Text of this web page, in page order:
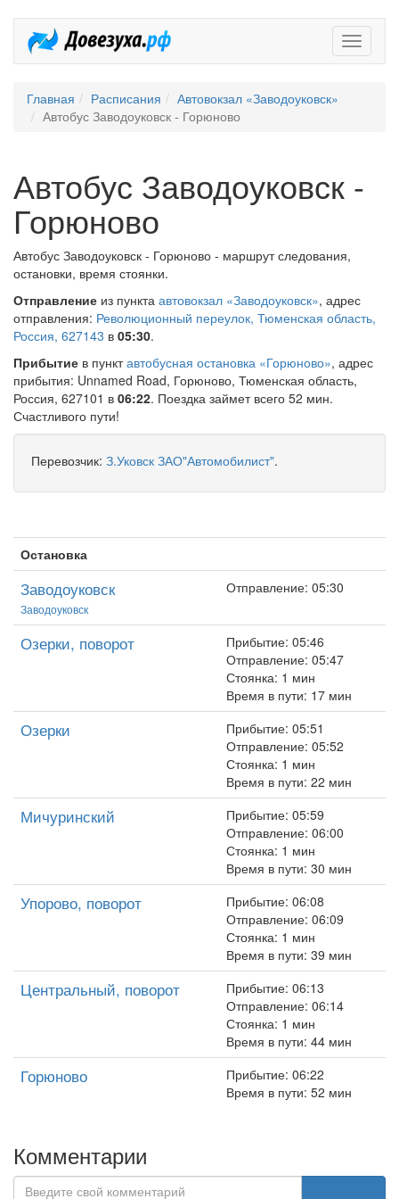
Главная Расписания
Автовокзал «Заводоуковск»
Автобус Заводоуковск - Горюново
Автобус Заводоуковск -
Горюново
Автобус Заводоуковск - Горюново - маршрут следования,
остановки, время стоянки.
Отправление из пункта автовокзал «Заводоуковск», адрес
отправления: Революционный переулок, Тюменская область,
Россия, 627143 в 05:30.
Прибытие в пунктавтобусная остановка «Горюново», адрес
прибытия: Unnamed Road, Горюново, Тюменская область,
Россия, 627101 в 06:22. Поездка займет всего 52 мин.
Счастливого пути!
Перевозчик: З.Уковск ЗАО"Автомобилист".
Остановка
Заводоуковск
Заводоуковск
Отправление: 05:30
Озерки, поворот
Прибытие: 05:46
Отправление: 05:47
Стоянка: 1 мин
Время в пути: 17 мин
Озерки
Прибытие: 05:51
Отправление: 05:52
Стоянка: 1 мин
Время в пути: 22 мин
Мичуринский
Прибытие: 05:59
Отправление: 06:00
Стоянка: 1 мин
Время в пути: 30 мин
Упорово, поворот
Прибытие: 06:08
Отправление: 06:09
Стоянка: 1 мин
Время в пути: 39 мин
Центральный, поворот
Прибытие: 06:13
Отправление: 06:14
Стоянка: 1 мин
Время в пути: 44 мин
Горюново
Прибытие: 06:22
Время в пути: 52 мин
Комментарии